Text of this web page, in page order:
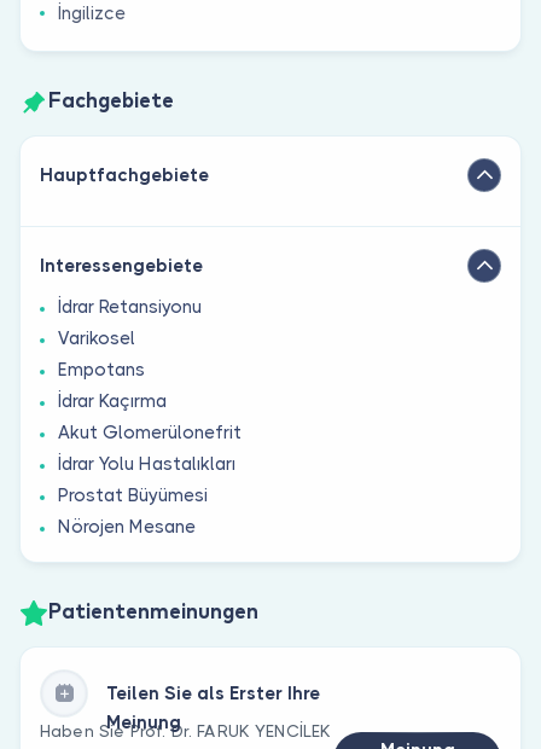
İngilizce
Fachgebiete
Hauptfachgebiete
Interessengebiete
İdrar Retansiyonu
Varikosel
Empotans
İdrar Kaçırma
Akut Glomerülonefrit
İdrar Yolu Hastalıkları
Prostat Büyümesi
Nörojen Mesane
Patientenmeinungen
Teilen Sie als Erster Ihre
Meinung
Haben Sie Prof. Dr. FARUK YENCİLEK